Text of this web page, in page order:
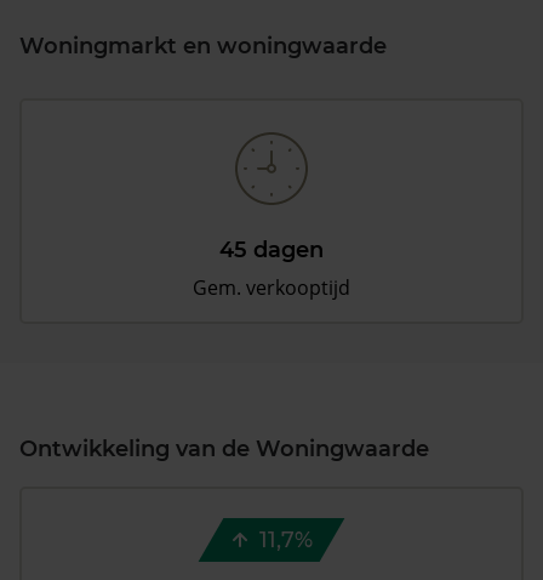
Woningmarkt en woningwaarde
45 dagen
Gem. verkooptijd
Ontwikkeling van de Woningwaarde
11,7%